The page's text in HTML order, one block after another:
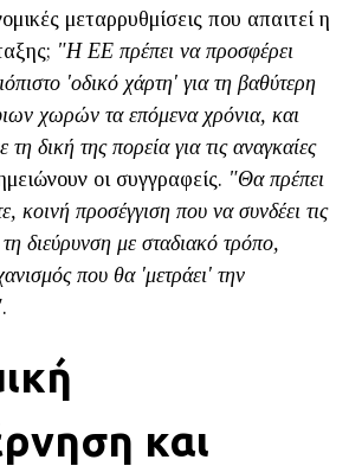
μεταρρυθμίσεις που απαιτεί η
"Η ΕΕ πρέπει να προσφέρει
'οδικό χάρτη' για τη βαθύτερη
χωρών τα επόμενα χρόνια, και
τη δική της πορεία για τις αναγκαίες
οι συγγραφείς. "Θα πρέπει
κοινή προσέγγιση που να συνδέει τις
διεύρυνση με σταδιακό τρόπο,
που θα 'μετράει' την
.
και